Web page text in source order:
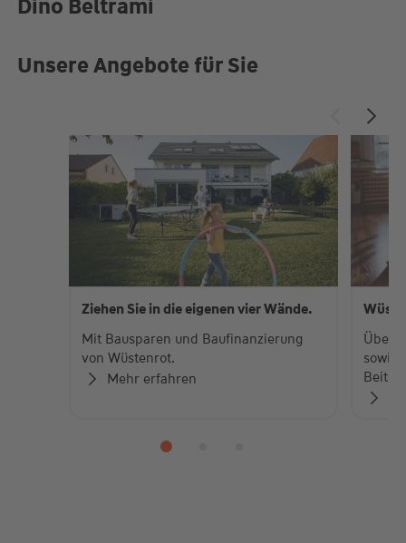
Dino Beltrami
Unsere Angebote für Sie
Ziehen Sie in die eigenen vier Wände.
Mit Bausparen und Baufinanzierung
von Wüstenrot.
Mehr erfahren
Über
sowie